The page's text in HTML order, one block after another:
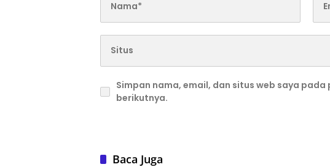
Simpan nama, email, dan situs web saya
berikutnya.
Baca Juga